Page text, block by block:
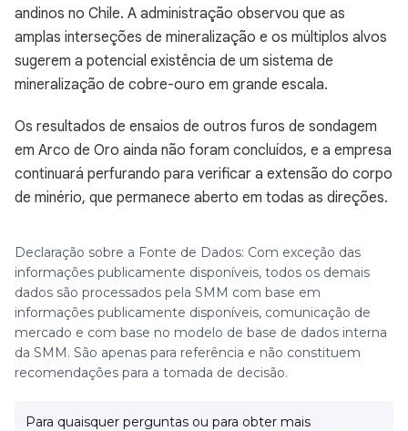
andinos no Chile. A administração observou que as
amplas interseções de mineralização e os múltiplos alvos
sugerem a potencial existência de um sistema de
mineralização de cobre-ouro em grande escala.
Os resultados de ensaios de outros furos de sondagem
em Arco de Oro ainda não foram concluídos, e a empresa
continuará perfurando para verificar a extensão do corpo
de minério, que permanece aberto em todas as direções.
Declaração sobre a Fonte de Dados: Com exceção das
informações publicamente disponíveis, todos os demais
dados são processados pela SMM com base em
informações publicamente disponíveis, comunicação de
mercado e com base no modelo de base de dados interna
da SMM. São apenas para referência e não constituem
recomendações para a tomada de decisão.
Para quaisquer perguntas ou para obter mais